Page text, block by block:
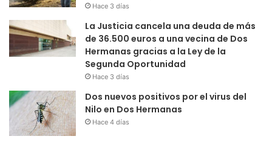
Hace 3 días
La Justicia cancela una deuda de más
de 36.500 euros a una vecina de Dos
Hermanas gracias a la Ley de la
Segunda Oportunidad
Hace 3 días
Dos nuevos positivos por el virus del
Nilo en Dos Hermanas
Hace 4 días